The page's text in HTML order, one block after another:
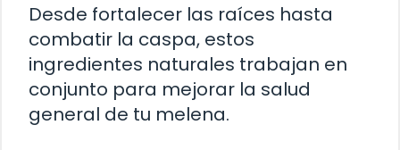
Desde fortalecer las raíces hasta
combatir la caspa, estos
ingredientes naturales trabajan en
conjunto para mejorar la salud
general de tu melena.